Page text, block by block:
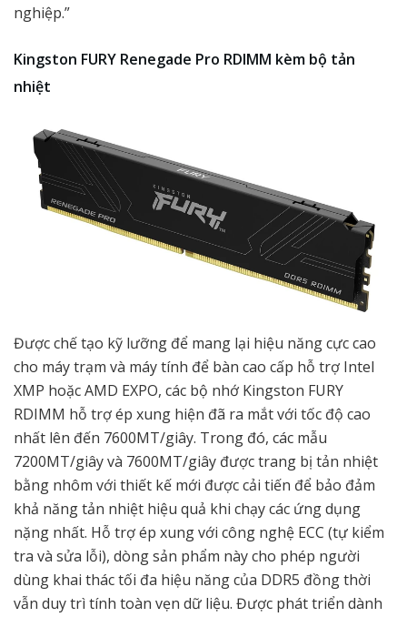
nghiệp.”
Kingston FURY Renegade Pro RDIMM kèm bộ tản
nhiệt
Được chế tạo kỹ lưỡng để mang lại hiệu năng cực cao
cho máy trạm và máy tính để bàn cao cấp hỗ trợ Intel
XMP hoặc AMD EXPO, các bộ nhớ Kingston FURY
RDIMM hỗ trợ ép xung hiện đã ra mắt với tốc độ cao
nhất lên đến 7600MT/giây. Trong đó, các mẫu
7200MT/giây và 7600MT/giây được trang bị tản nhiệt
bằng nhôm với thiết kế mới được cải tiến để bảo đảm
khả năng tản nhiệt hiệu quả khi chạy các ứng dụng
nặng nhất. Hỗ trợ ép xung với công nghệ ECC (tự kiểm
tra và sửa lỗi), dòng sản phẩm này cho phép người
dùng khai thác tối đa hiệu năng của DDR5 đồng thời
vẫn duy trì tính toàn vẹn dữ liệu. Được phát triển dành